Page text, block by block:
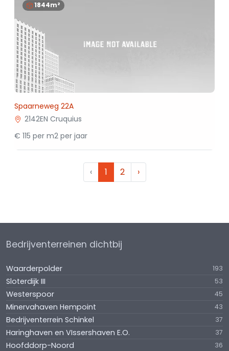
1844m²
Spaarneweg 22A
2142EN Cruquius
€ 115 per m2 per jaar
‹ 1 2 ›
Bedrijventerreinen dichtbij
Waarderpolder 193
Sloterdijk III 53
Westerspoor 45
Minervahaven Hempoint 43
Bedrijventerrein Schinkel 37
Haringhaven en VIssershaven E.O. 37
Hoofddorp-Noord 36